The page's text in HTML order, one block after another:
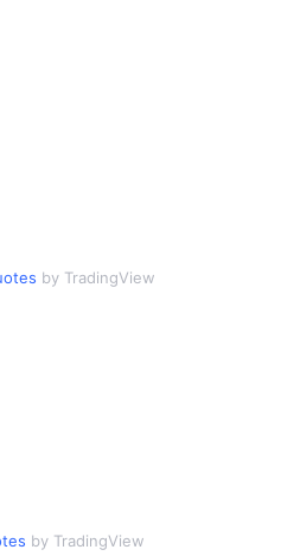
by TradingView
by TradingView